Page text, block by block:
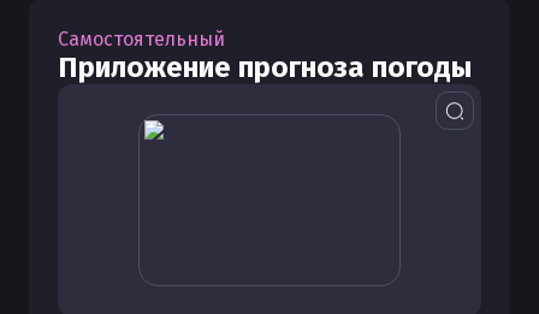
Самостоятельный
Приложение прогноза погоды